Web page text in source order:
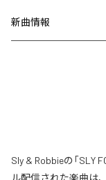
新曲情報
Sly & Robbieの「SLY
ル配信された楽曲は、